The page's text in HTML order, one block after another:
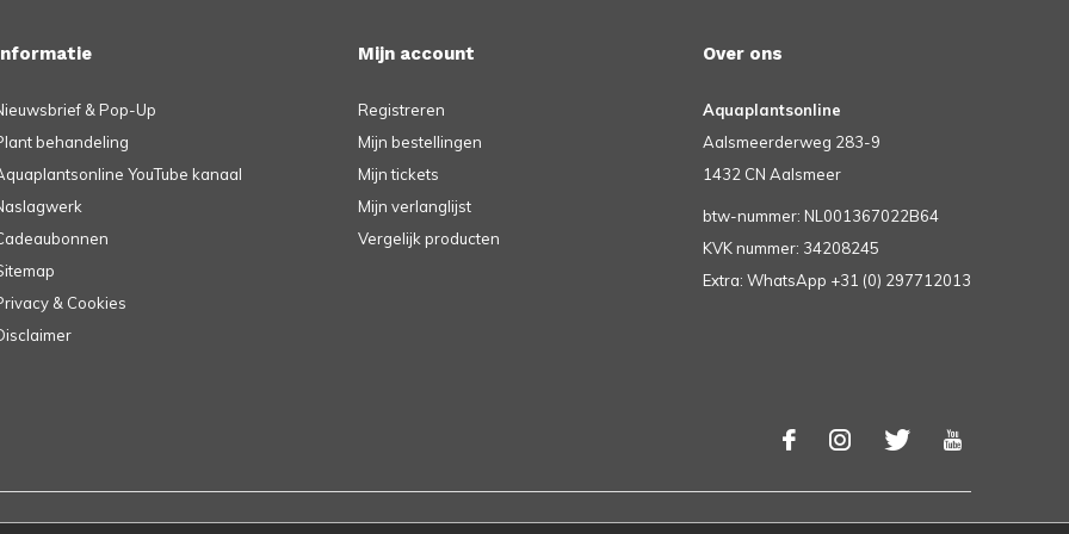
& Pop-Up
behandeling
YouTube kanaal
& Cookies
Mijn account
Registreren
Mijn bestellingen
Mijn tickets
Mijn verlanglijst
Vergelijk producten
Over ons
Aquaplantsonline
Aalsmeerderweg 283-9
1432 CN Aalsmeer
btw-nummer: NL001367022B64
KVK nummer: 34208245
Extra: WhatsApp +31 (0) 297712013